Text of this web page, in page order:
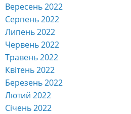
Вересень 2022
Серпень 2022
Липень 2022
Червень 2022
Травень 2022
Квітень 2022
Березень 2022
Лютий 2022
Січень 2022